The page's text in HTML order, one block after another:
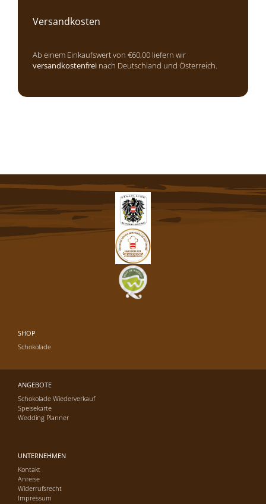
Versandkosten
Ab einem Einkaufswert von €60,00 liefern wir
versandkostenfrei nach Deutschland und Österreich.
SHOP
Schokolade
ANGEBOTE
Schokolade Wiederverkauf
Speisekarte
Wedding Planner
UNTERNEHMEN
Kontakt
Anreise
Widerrufsrecht
Impressum